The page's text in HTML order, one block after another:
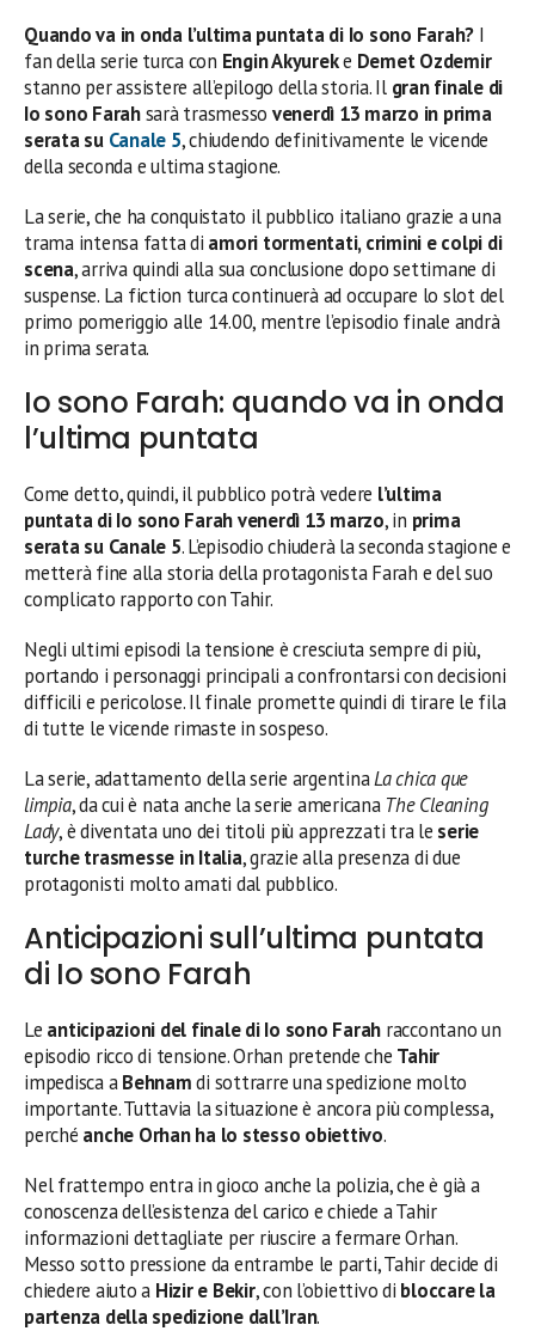
Quando va in onda l’ultima puntata di Io sono Farah? I
fan della serie turca con Engin Akyureke Demet Ozdemir
stanno per assistere all’epilogo della storia. Il gran finale di
Io sono Farahsarà trasmesso venerdì 13 marzo in prima
serata su Canale 5, chiudendo definitivamente le vicende
della seconda e ultima stagione.
La serie, che ha conquistato il pubblico italiano grazie a una
trama intensa fatta di amori tormentati, crimini e colpi di
scena, arriva quindi alla sua conclusione dopo settimane di
suspense. La fiction turca continuerà ad occupare lo slot del
primo pomeriggio alle 14.00, mentre l’episodio finale andrà
in prima serata.
Io sono Farah: quando va in onda
l’ultima puntata
Come detto, quindi, il pubblico potrà vedere l’ultima
puntata di Io sono Farah venerdì 13 marzo, in prima
serata su Canale 5. L’episodio chiuderà la seconda stagione e
metterà fine alla storia della protagonista Farah e del suo
complicato rapporto con Tahir.
Negli ultimi episodi la tensione è cresciuta sempre di più,
portando i personaggi principali a confrontarsi con decisioni
difficili e pericolose. Il finale promette quindi di tirare le fila
di tutte le vicende rimaste in sospeso.
La serie, adattamento della serie argentinaLa chica que
limpia, da cui è nata anche la serie americana The Cleaning
Lady, è diventata uno dei titoli più apprezzati tra le serie
turche trasmesse in Italia, grazie alla presenza di due
protagonisti molto amati dal pubblico.
Anticipazioni sull’ultima puntata
di Io sono Farah
Le anticipazioni del finale di Io sono Farah raccontano un
episodio ricco di tensione. Orhan pretende che Tahir
impedisca aBehnamdi sottrarre una spedizione molto
importante. Tuttavia la situazione è ancora più complessa,
perché anche Orhan ha lo stesso obiettivo.
Nel frattempo entra in gioco anche la polizia, che è già a
conoscenza dell’esistenza del carico e chiede a Tahir
informazioni dettagliate per riuscire a fermare Orhan.
Messo sotto pressione da entrambe le parti, Tahir decide di
chiedere aiuto a Hizir e Bekir, con l’obiettivo di bloccare la
partenza della spedizione dall’Iran.